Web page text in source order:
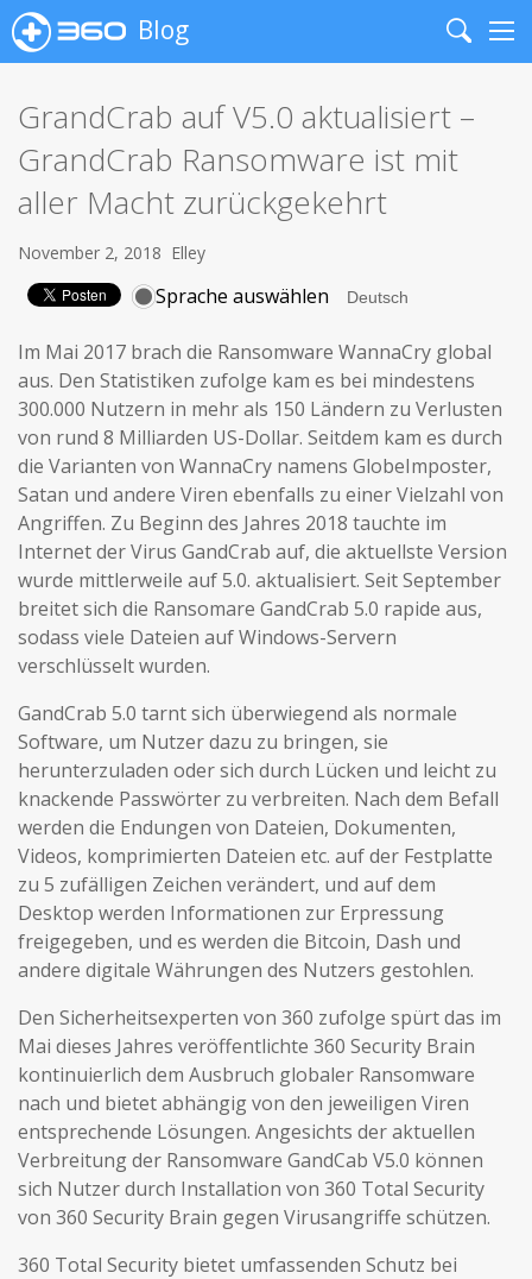
Blog
Search
GrandCrab auf V5.0 aktualisiert –
GrandCrab Ransomware ist mit
aller Macht zurückgekehrt
November 2, 2018 Elley
Sprache auswählen
Im Mai 2017 brach die Ransomware WannaCry global
aus. Den Statistiken zufolge kam es bei mindestens
300.000 Nutzern in mehr als 150 Ländern zu Verlusten
von rund 8 Milliarden US-Dollar. Seitdem kam es durch
die Varianten von WannaCry namens GlobeImposter,
Satan und andere Viren ebenfalls zu einer Vielzahl von
Angriffen. Zu Beginn des Jahres 2018 tauchte im
Internet der Virus GandCrab auf, die aktuellste Version
wurde mittlerweile auf 5.0. aktualisiert. Seit September
breitet sich die Ransomare GandCrab 5.0 rapide aus,
sodass viele Dateien auf Windows-Servern
verschlüsselt wurden.
GandCrab 5.0 tarnt sich überwiegend als normale
Software, um Nutzer dazu zu bringen, sie
herunterzuladen oder sich durch Lücken und leicht zu
knackende Passwörter zu verbreiten. Nach dem Befall
werden die Endungen von Dateien, Dokumenten,
Videos, komprimierten Dateien etc. auf der Festplatte
zu 5 zufälligen Zeichen verändert, und auf dem
Desktop werden Informationen zur Erpressung
freigegeben, und es werden die Bitcoin, Dash und
andere digitale Währungen des Nutzers gestohlen.
Den Sicherheitsexperten von 360 zufolge spürt das im
Mai dieses Jahres veröffentlichte 360 Security Brain
kontinuierlich dem Ausbruch globaler Ransomware
nach und bietet abhängig von den jeweiligen Viren
entsprechende Lösungen. Angesichts der aktuellen
Verbreitung der Ransomware GandCab V5.0 können
sich Nutzer durch Installation von 360 Total Security
von 360 Security Brain gegen Virusangriffe schützen.
360 Total Security bietet umfassenden Schutz bei